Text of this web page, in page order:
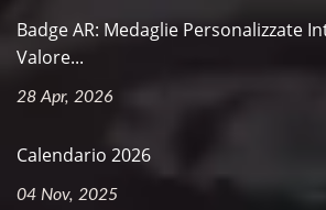
Badge AR: Medaglie Personalizzate
Valore...
28 Apr, 2026
Calendario 2026
04 Nov, 2025